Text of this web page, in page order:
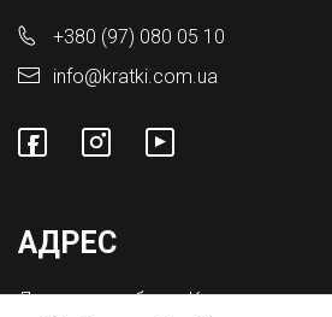
+380 (97) 080 05 10
info@kratki.com.ua
АДРЕС
Львовская обл., с. Конопниця,